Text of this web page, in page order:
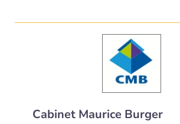
Cabinet Maurice Burger